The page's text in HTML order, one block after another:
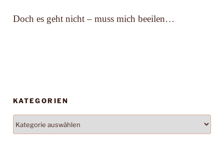
Doch es geht nicht – muss mich beeilen…
KATEGORIEN